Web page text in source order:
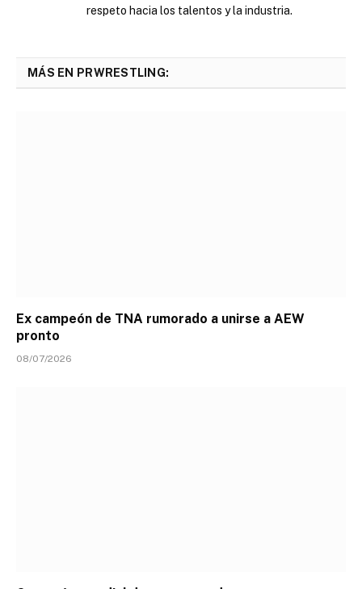
respeto hacia los talentos y la industria.
MÁS EN PRWRESTLING:
Ex campeón de TNA rumorado a unirse a AEW
pronto
08/07/2026